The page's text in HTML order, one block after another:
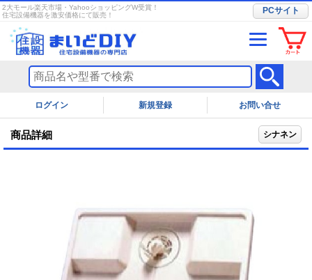
2大モール楽天市場・YahooショッピングW受賞！
住宅設備機器を激安価格にて販売！
PCサイト
ログイン お問い合せ
商品詳細 シナネン